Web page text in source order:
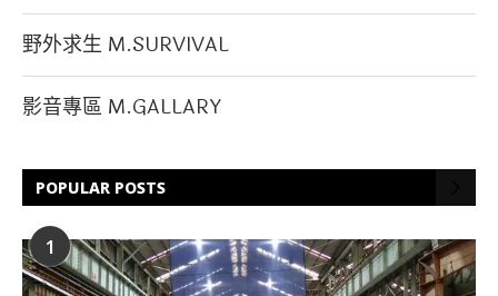
野外求生 M.SURVIVAL
影音專區 M.GALLARY
POPULAR POSTS
1